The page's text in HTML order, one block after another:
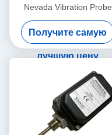
Nevada Vibration Probe
3300 Xl Проксимиторный
датчик
Получите самую
лучшую цену